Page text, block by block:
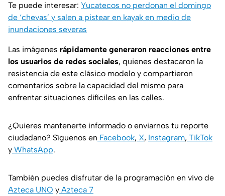
Te puede interesar: Yucatecos no perdonan el domingo
de ‘chevas’ y salen a pistear en kayak en medio de
inundaciones severas
Las imágenes rápidamente generaron reacciones entre
los usuarios de redes sociales, quienes destacaron la
resistencia de este clásico modelo y compartieron
comentarios sobre la capacidad del mismo para
enfrentar situaciones difíciles en las calles.
¿Quieres mantenerte informado o enviarnos tu reporte
ciudadano? Síguenos en Facebook, X, Instagram, TikTok
y WhatsApp.
También puedes disfrutar de la programación en vivo de
Azteca UNO y Azteca 7